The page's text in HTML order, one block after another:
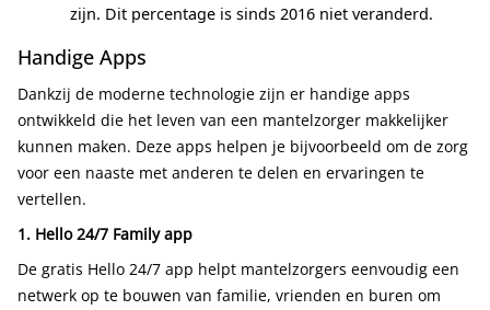
zijn. Dit percentage is sinds 2016 niet veranderd.
Handige Apps
Dankzij de moderne technologie zijn er handige apps
ontwikkeld die het leven van een mantelzorger makkelijker
kunnen maken. Deze apps helpen je bijvoorbeeld om de zorg
voor een naaste met anderen te delen en ervaringen te
vertellen.
1. Hello 24/7 Family app
De gratis Hello 24/7 app helpt mantelzorgers eenvoudig een
netwerk op te bouwen van familie, vrienden en buren om